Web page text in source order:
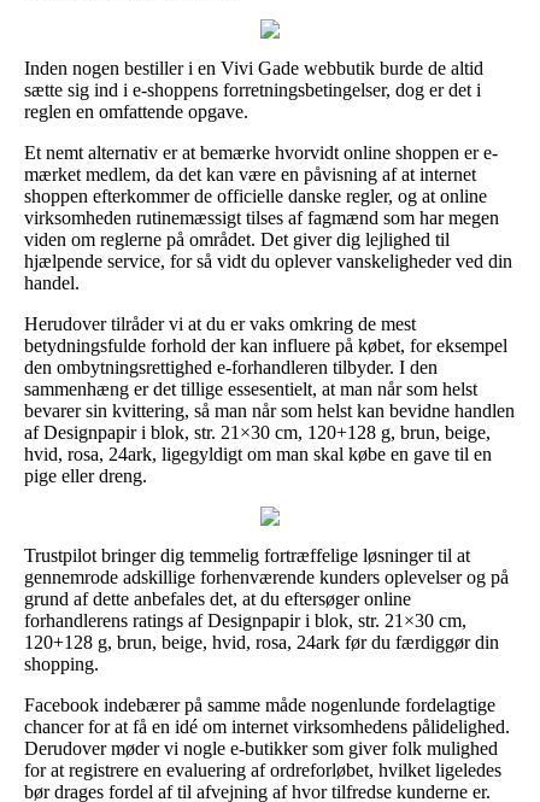
Inden nogen bestiller i en Vivi Gade webbutik burde de altid
sætte sig ind i e-shoppens forretningsbetingelser, dog er det i
reglen en omfattende opgave.
Et nemt alternativ er at bemærke hvorvidt online shoppen er e-
mærket medlem, da det kan være en påvisning af at internet
shoppen efterkommer de officielle danske regler, og at online
virksomheden rutinemæssigt tilses af fagmænd som har megen
viden om reglerne på området. Det giver dig lejlighed til
hjælpende service, for så vidt du oplever vanskeligheder ved din
handel.
Herudover tilråder vi at du er vaks omkring de mest
betydningsfulde forhold der kan influere på købet, for eksempel
den ombytningsrettighed e-forhandleren tilbyder. I den
sammenhæng er det tillige essesentielt, at man når som helst
bevarer sin kvittering, så man når som helst kan bevidne handlen
af Designpapir i blok, str. 21×30 cm, 120+128 g, brun, beige,
hvid, rosa, 24ark, ligegyldigt om man skal købe en gave til en
pige eller dreng.
Trustpilot bringer dig temmelig fortræffelige løsninger til at
gennemrode adskillige forhenværende kunders oplevelser og på
grund af dette anbefales det, at du eftersøger online
forhandlerens ratings af Designpapir i blok, str. 21×30 cm,
120+128 g, brun, beige, hvid, rosa, 24ark før du færdiggør din
shopping.
Facebook indebærer på samme måde nogenlunde fordelagtige
chancer for at få en idé om internet virksomhedens pålidelighed.
Derudover møder vi nogle e-butikker som giver folk mulighed
for at registrere en evaluering af ordreforløbet, hvilket ligeledes
bør drages fordel af til afvejning af hvor tilfredse kunderne er.